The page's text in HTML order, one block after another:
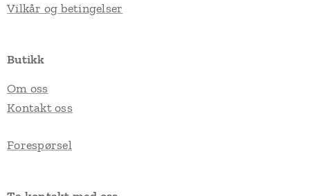
Vilkår og betingelser
Butikk
Om oss
Kontakt oss
Forespørsel